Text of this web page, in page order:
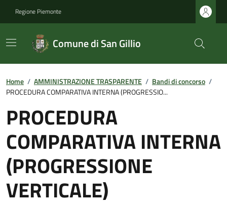
Regione Piemonte
Comune di San Gillio
Home / AMMINISTRAZIONE TRASPARENTE / Bandi di concorso /
PROCEDURA COMPARATIVA INTERNA (PROGRESSIO...
PROCEDURA
COMPARATIVA INTERNA
(PROGRESSIONE
VERTICALE)